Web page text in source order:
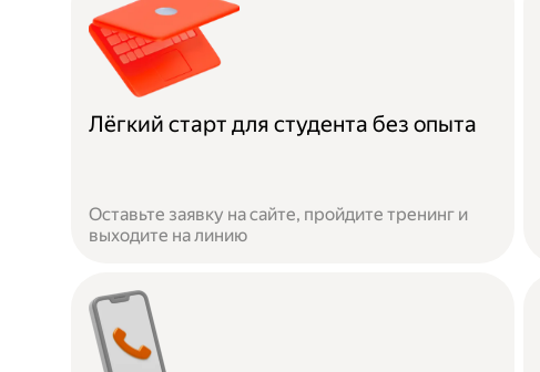
Лёгкий старт для студента без опыта
Оставьте заявку на сайте, пройдите тренинг и
выходите на линию